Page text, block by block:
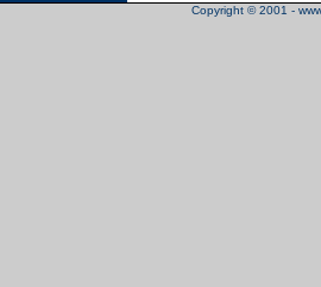
Copyright © 2001 -